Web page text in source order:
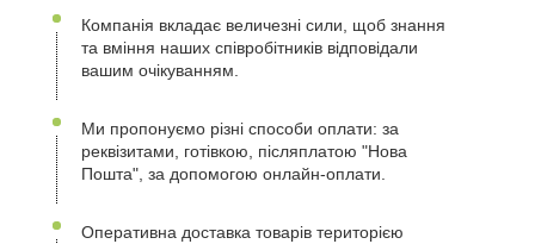
Компанія вкладає величезні сили, щоб знання
та вміння наших співробітників відповідали
вашим очікуванням.
Ми пропонуємо різні способи оплати: за
реквізитами, готівкою, післяплатою "Нова
Пошта", за допомогою онлайн-оплати.
Оперативна доставка товарів територією